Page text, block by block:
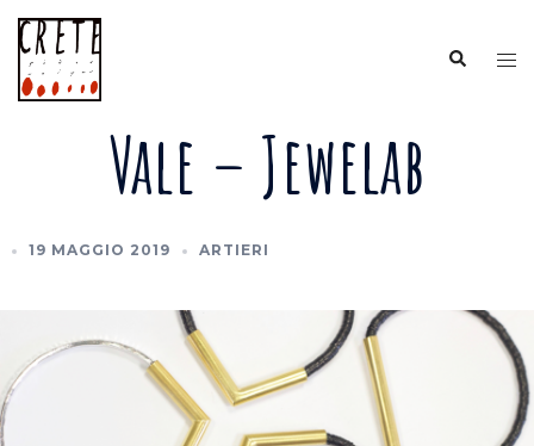
Vai
contenuto
Cerca
Vale – Jewelab
19 MAGGIO 2019 ARTIERI